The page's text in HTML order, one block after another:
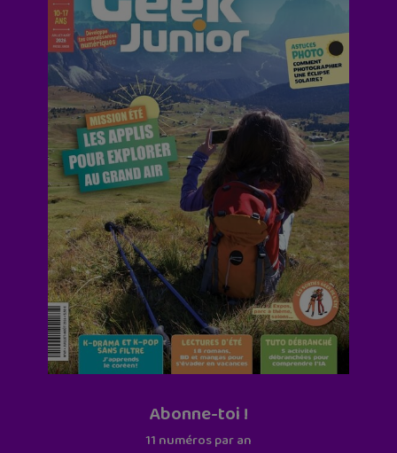
Abonne-toi !
11 numéros par an